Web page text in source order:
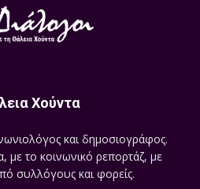
Χούντα
και δημοσιογράφος.
με το κοινωνικό ρεπορτάζ, με
συλλόγους και φορείς.